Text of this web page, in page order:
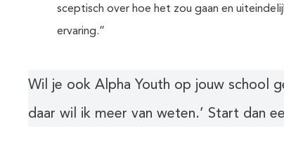
sceptisch over hoe het zou gaan en
ervaring.”
Wil je ook Alpha Youth op jouw school
daar wil ik meer van weten.’ Start dan